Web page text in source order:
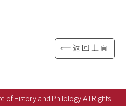
⟸返回上頁
of History and Philology All Rights